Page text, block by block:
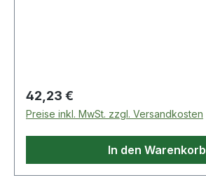
Regulärer Preis:
42,23 €
Preise inkl. MwSt. zzgl. Versandkosten
In den Warenkorb